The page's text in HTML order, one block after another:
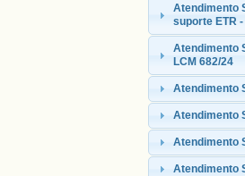
Atendimento
suporte ETR
Atendimento
LCM 682/24
Atendimento
Atendimento
Atendimento
Atendimento